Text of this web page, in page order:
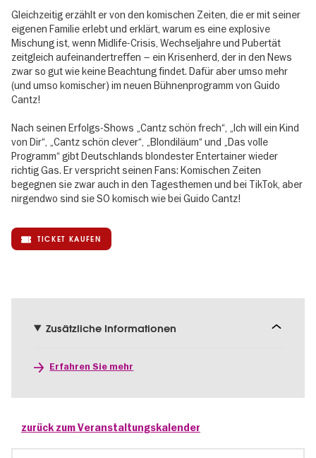
Gleichzeitig erzählt er von den komischen Zeiten, die er mit seiner
eigenen Familie erlebt und erklärt, warum es eine explosive
Mischung ist, wenn Midlife-Crisis, Wechseljahre und Pubertät
zeitgleich aufeinandertreffen – ein Krisenherd, der in den News
zwar so gut wie keine Beachtung findet. Dafür aber umso mehr
(und umso komischer) im neuen Bühnenprogramm von Guido
Cantz!
Nach seinen Erfolgs-Shows „Cantz schön frech“, „Ich will ein Kind
von Dir“, „Cantz schön clever“, „Blondiläum“ und „Das volle
Programm“ gibt Deutschlands blondester Entertainer wieder
richtig Gas. Er verspricht seinen Fans: Komischen Zeiten
begegnen sie zwar auch in den Tagesthemen und bei TikTok, aber
nirgendwo sind sie SO komisch wie bei Guido Cantz!
TICKET KAUFEN
Zusätzliche Informationen
Erfahren Sie mehr
zurück zum Veranstaltungskalender